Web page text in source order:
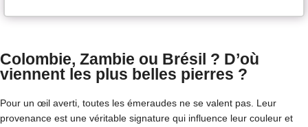
Colombie, Zambie ou Brésil ? D’où
viennent les plus belles pierres ?
Pour un œil averti, toutes les émeraudes ne se valent pas. Leur
provenance est une véritable signature qui influence leur couleur et